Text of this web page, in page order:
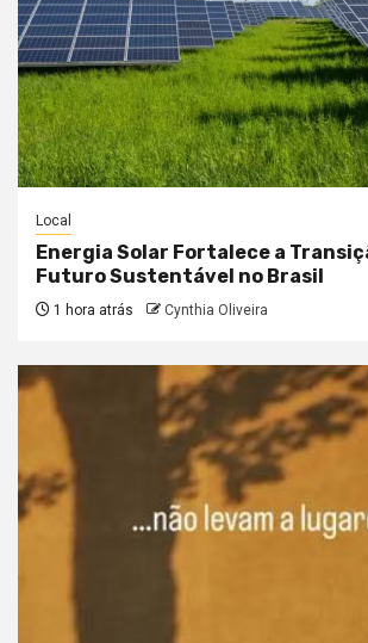
Local
Energia Solar Fortalece a
Futuro Sustentável no Brasil
1 hora atrás Cynthia Oliveira